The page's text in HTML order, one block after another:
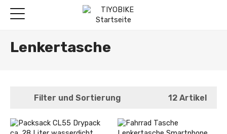
Lenkertasche
Filter und Sortierung 12 Artikel